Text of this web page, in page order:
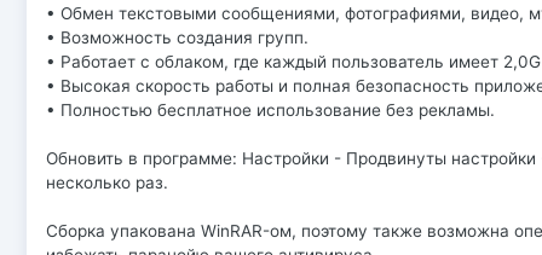
• Обмен текстовыми сообщениями, фотографиями, видео,
• Возможность создания групп.
• Работает с облаком, где каждый пользователь имеет
• Высокая скорость работы и полная безопасность
• Полностью бесплатное использование без рекламы.
Обновить в программе: Настройки - Продвинуты
несколько раз.
Сборка упакована WinRAR-ом, поэтому также возможна